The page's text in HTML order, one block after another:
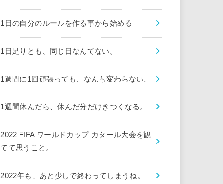
1日の自分のルールを作る事から始める
1日足りとも、同じ日なんてない。
1週間に1回頑張っても、なんも変わらない。
1週間休んだら、休んだ分だけきつくなる。
2022 FIFA ワールドカップ カタール大会を観
てて思うこと。
2022年も、あと少しで終わってしまうね。